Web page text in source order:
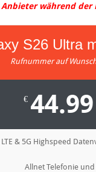
während
S26 Ultra
Rufnummer auf
€ 44.99
& 5G Highspeed
Allnet Telefonie und